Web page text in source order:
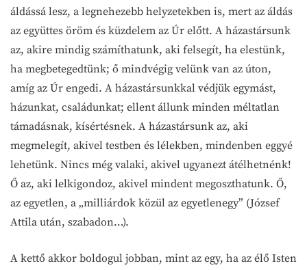
áldássá lesz, a legnehezebb helyzetekben is, mert az áldás
az együttes öröm és küzdelem az Úr előtt. A házastársunk
az, akire mindig számíthatunk, aki felsegít, ha elestünk,
ha megbetegedtünk; ő mindvégig velünk van az úton,
amíg az Úr engedi. A házastársunkkal védjük egymást,
házunkat, családunkat; ellent állunk minden méltatlan
támadásnak, kísértésnek. A házastársunk az, aki
megmelegít, akivel testben és lélekben, mindenben eggyé
lehetünk. Nincs még valaki, akivel ugyanezt átélhetnénk!
Ő az, aki lelkigondoz, akivel mindent megoszthatunk. Ő,
az egyetlen, a „milliárdok közül az egyetlenegy” (József
Attila után, szabadon…).
A kettő akkor boldogul jobban, mint az egy, ha az élő Isten